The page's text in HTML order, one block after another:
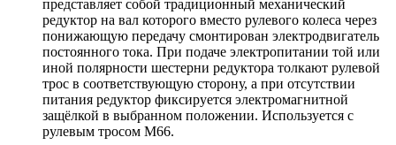
представляет собой традиционный механический
редуктор на вал которого вместо рулевого колеса через
понижающую передачу смонтирован электродвигатель
постоянного тока. При подаче электропитании той или
иной полярности шестерни редуктора толкают рулевой
трос в соответствующую сторону, а при отсутствии
питания редуктор фиксируется электромагнитной
защёлкой в выбранном положении. Используется с
рулевым тросом M66.